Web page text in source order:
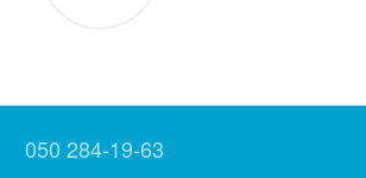
050 284-19-63